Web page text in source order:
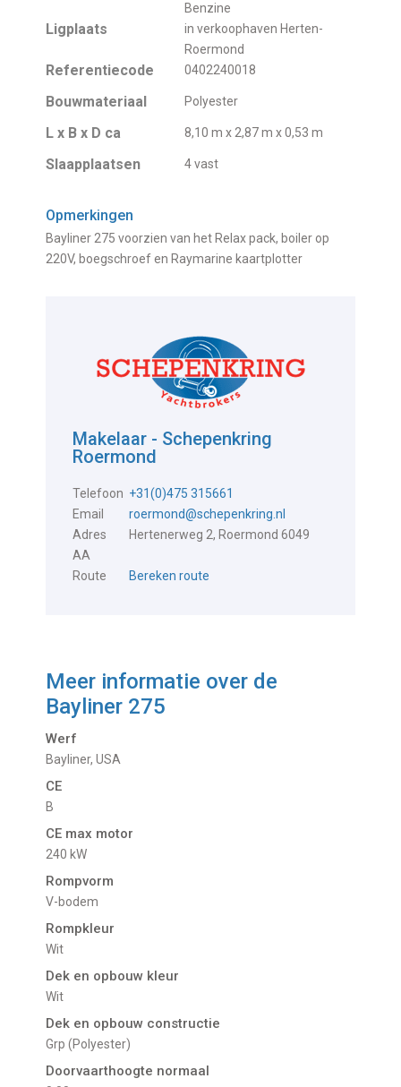
Benzine
Ligplaats
in verkoophaven Herten-
Roermond
Referentiecode 0402240018
Bouwmateriaal Polyester
L x B x D ca 8,10 m x 2,87 m x 0,53 m
Slaapplaatsen 4 vast
Opmerkingen
Bayliner 275 voorzien van het Relax pack, boiler op
220V, boegschroef en Raymarine kaartplotter
Makelaar - Schepenkring
Roermond
Telefoon +31(0)475 315661
Email
roermond@schepenkring.nl
Adres
Hertenerweg 2, Roermond 6049
AA
Route
Bereken route
Meer informatie over de
Bayliner 275
Werf
Bayliner, USA
CE
B
CE max motor
240 kW
Rompvorm
V-bodem
Rompkleur
Wit
Dek en opbouw kleur
Wit
Dek en opbouw constructie
Grp (Polyester)
Doorvaarthoogte normaal